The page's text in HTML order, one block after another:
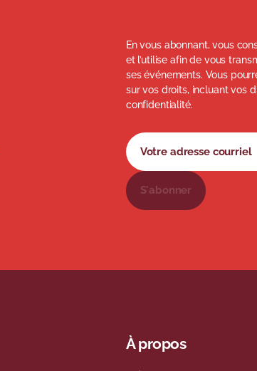
En vous abonnant, vous
et l’utilise afin de vous
ses événements. Vous
sur vos droits, incluant vos
confidentialité.
Formulaire
Votre adresse courriel
S'abonner
À propos